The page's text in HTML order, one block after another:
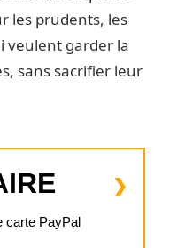
les prudents, les
veulent garder la
sans sacrifier leur
carte PayPal